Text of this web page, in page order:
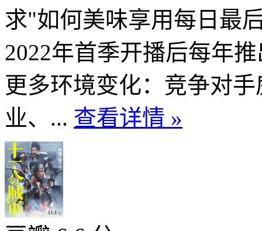
求"如何美味享用每日最
2022年首季开播后每年
更多环境变化：竞争对
业、... 查看详情 »